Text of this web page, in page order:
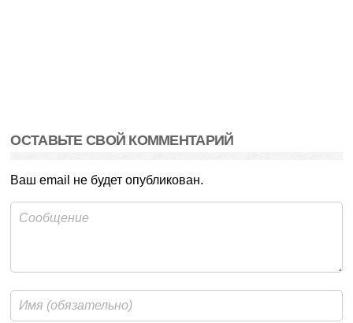
ОСТАВЬТЕ СВОЙ КОММЕНТАРИЙ
Ваш email не будет опубликован.